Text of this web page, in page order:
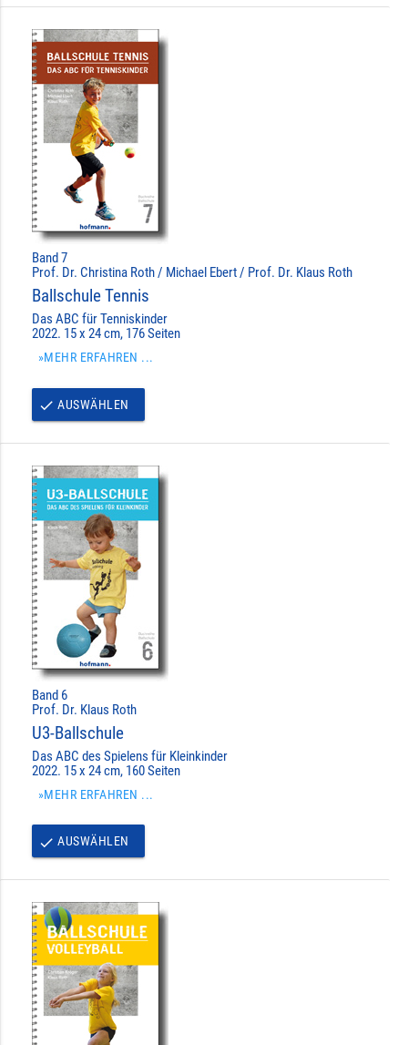
Band 7
Prof. Dr. Christina Roth / Michael Ebert / Prof. Dr. Klaus Roth
Ballschule Tennis
Das ABC für Tenniskinder
2022. 15 x 24 cm, 176 Seiten
»MEHR ERFAHREN ...
done AUSWÄHLEN
Band 6
Prof. Dr. Klaus Roth
U3-Ballschule
Das ABC des Spielens für Kleinkinder
2022. 15 x 24 cm, 160 Seiten
»MEHR ERFAHREN ...
done AUSWÄHLEN